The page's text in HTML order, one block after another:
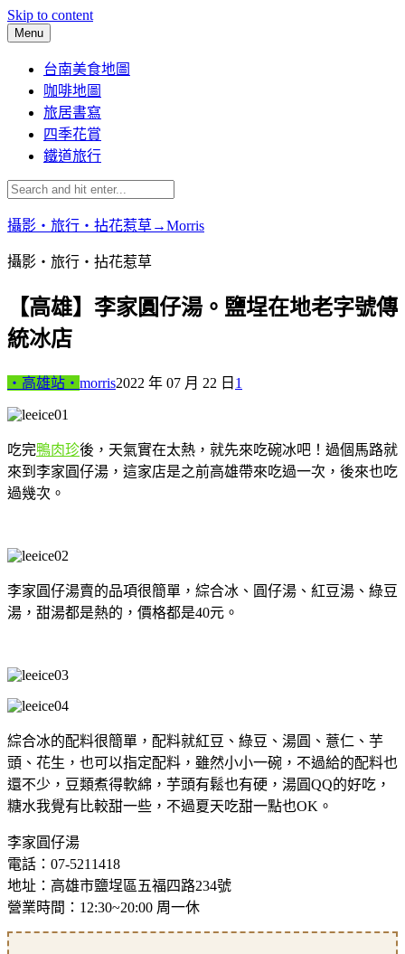
Skip to content
Menu
台南美食地圖
咖啡地圖
旅居書寫
四季花賞
鐵道旅行
攝影‧旅行‧拈花惹草→Morris
攝影‧旅行‧拈花惹草
【高雄】李家圓仔湯。鹽埕在地老字號傳
統冰店
‧高雄站‧ morris2022 年 07 月 22 日 1
吃完鴨肉珍後，天氣實在太熱，就先來吃碗冰吧！過個馬路就
來到李家圓仔湯，這家店是之前高雄帶來吃過一次，後來也吃
過幾次。
李家圓仔湯賣的品項很簡單，綜合冰、圓仔湯、紅豆湯、綠豆
湯，甜湯都是熱的，價格都是40元。
綜合冰的配料很簡單，配料就紅豆、綠豆、湯圓、薏仁、芋
頭、花生，也可以指定配料，雖然小小一碗，不過給的配料也
還不少，豆類煮得軟綿，芋頭有鬆也有硬，湯圓QQ的好吃，
糖水我覺有比較甜一些，不過夏天吃甜一點也OK。
李家圓仔湯
電話：07-5211418
地址：高雄市鹽埕區五福四路234號
營業時間：12:30~20:00 周一休